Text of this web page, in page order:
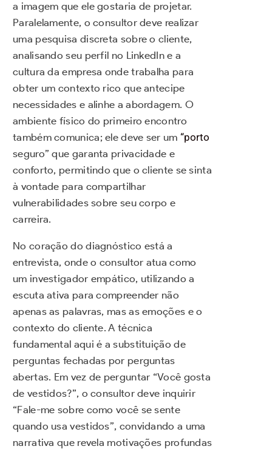
a imagem que ele gostaria de projetar.
Paralelamente, o consultor deve realizar
uma pesquisa discreta sobre o cliente,
analisando seu perfil no LinkedIn e a
cultura da empresa onde trabalha para
obter um contexto rico que antecipe
necessidades e alinhe a abordagem. O
ambiente físico do primeiro encontro
também comunica; ele deve ser um “porto
seguro” que garanta privacidade e
conforto, permitindo que o cliente se sinta
à vontade para compartilhar
vulnerabilidades sobre seu corpo e
carreira.
No coração do diagnóstico está a
entrevista, onde o consultor atua como
um investigador empático, utilizando a
escuta ativa para compreender não
apenas as palavras, mas as emoções e o
contexto do cliente. A técnica
fundamental aqui é a substituição de
perguntas fechadas por perguntas
abertas. Em vez de perguntar “Você gosta
de vestidos?”, o consultor deve inquirir
“Fale-me sobre como você se sente
quando usa vestidos”, convidando a uma
narrativa que revela motivações profundas